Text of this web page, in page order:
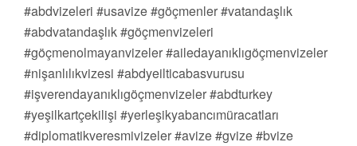
#abdvizeleri #usavize #göçmenler #vatandaşlık
#abdvatandaşlık #göçmenvizeleri
#göçmenolmayanvizeler #ailedayanıklıgöçmenvizeler
#nişanlılıkvizesi #abdyeilticabasvurusu
#işverendayanıklıgöçmenvizeler #abdturkey
#yeşilkartçekilişi #yerleşikyabancımüracatları
#diplomatikveresmivizeler #avize #gvize #bvize